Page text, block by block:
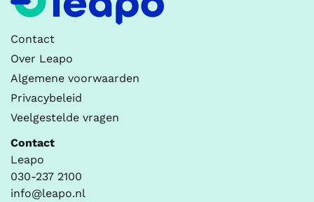
Contact
Over Leapo
Algemene voorwaarden
Privacybeleid
Veelgestelde vragen
Contact
Leapo
030-237 2100
info@leapo.nl